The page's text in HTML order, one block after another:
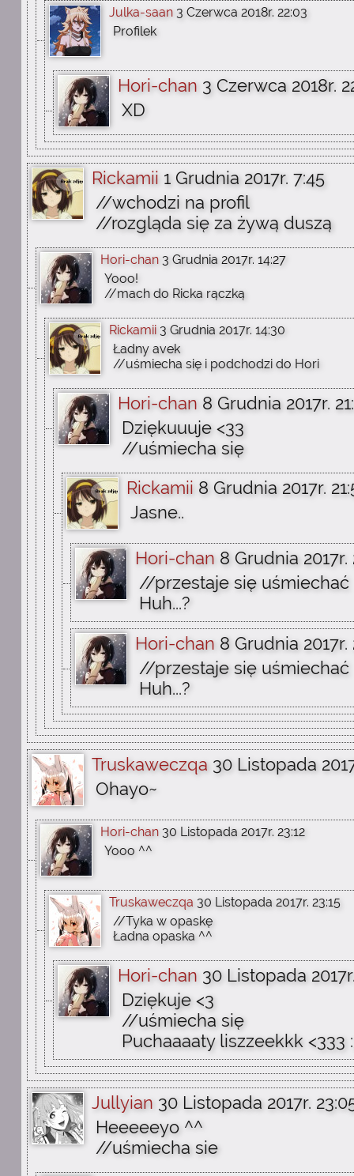
Julka-saan 3 Czerwca 2018r. 22:03
Profilek
Hori-chan 3 Czerwca 2018r.
XD
Rickamii 1 Grudnia 2017r. 7:45
//wchodzi na profil
//rozgląda się za żywą duszą
Hori-chan 3 Grudnia 2017r. 14:27
Yooo!
//mach do Ricka rączką
Rickamii 3 Grudnia 2017r. 14:30
Ładny avek
//uśmiecha się i podchodzi do Hori
Hori-chan 8 Grudnia 2017r.
Dziękuuuje <33
//uśmiecha się
Rickamii 8 Grudnia 2017r.
Jasne..
Hori-chan 8 Grudnia 2017r.
//przestaje się uśmiechać
Huh...?
Hori-chan 8 Grudnia 2017r.
//przestaje się uśmiechać
Huh...?
Truskaweczqa 30 Listopada
Ohayo~
Hori-chan 30 Listopada 2017r. 23:12
Yooo ^^
Truskaweczqa 30 Listopada 2017r. 23:15
//Tyka w opaskę
Ładna opaska ^^
Hori-chan 30 Listopada
Dziękuje <3
//uśmiecha się
Puchaaaaty liszzeekkk <333
Jullyian 30 Listopada 2017r.
Heeeeeyo ^^
//uśmiecha sie